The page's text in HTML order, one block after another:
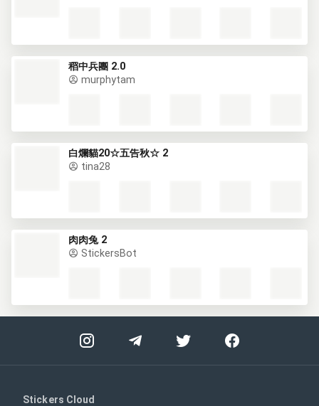
稻中兵團 2.0
murphytam
白爛貓20☆五告秋☆ 2
tina28
肉肉兔 2
StickersBot
Stickers Cloud